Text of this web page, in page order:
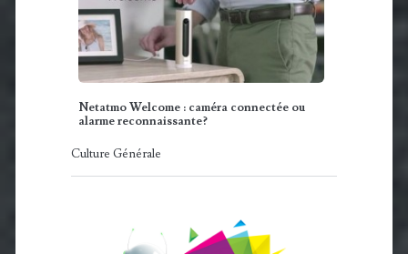
Netatmo Welcome : caméra connectée ou
alarme reconnaissante?
Culture Générale